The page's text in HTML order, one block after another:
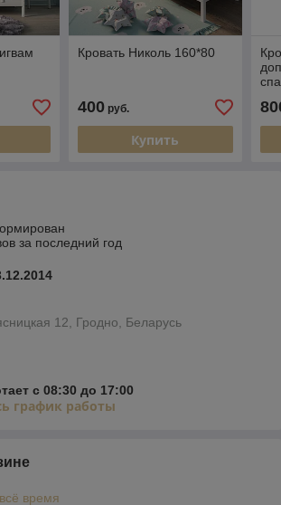
Кровать Николь 160*80
400руб.
Купить
за последний год
12, Гродно, Беларусь
с 08:30 до 17:00
график работы
время